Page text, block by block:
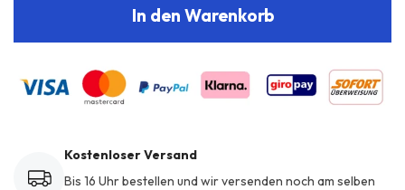
In den Warenkorb
Kostenloser Versand
Bis 16 Uhr bestellen und wir versenden noch am selben